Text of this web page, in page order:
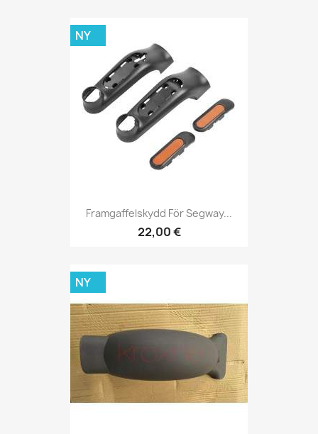
Framgaffelskydd För Segway...
22,00 €
NY
NY